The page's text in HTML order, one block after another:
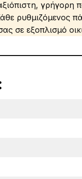
γρήγορη
ρυθμιζόμενος
σε εξοπλισμό